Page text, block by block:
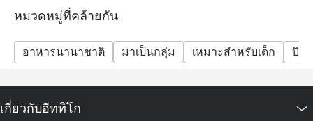
หมวดหมู่ที่คล้ายกัน
อาหารนานาชาติ มาเป็นกลุ่ม เหมาะสำหรับเด็ก บิส
เกี่ยวกับอีททิโก